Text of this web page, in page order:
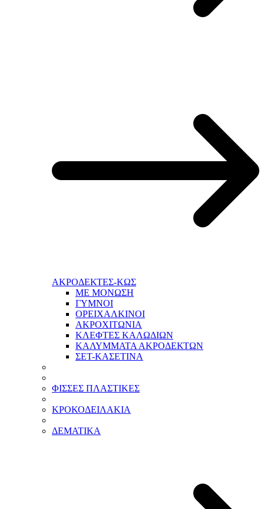
ΑΚΡΟΔΕΚΤΕΣ-ΚΩΣ
ΜΕ ΜΟΝΩΣΗ
ΓΥΜΝΟΙ
ΟΡΕΙΧΑΛΚΙΝΟΙ
ΑΚΡΟΧΙΤΩΝΙΑ
ΚΛΕΦΤΕΣ ΚΑΛΩΔΙΩΝ
ΚΑΛΥΜΜΑΤΑ ΑΚΡΟΔΕΚΤΩΝ
ΣΕΤ-ΚΑΣΕΤΙΝΑ
ΦΙΣΣΕΣ ΠΛΑΣΤΙΚΕΣ
ΚΡΟΚΟΔΕΙΛΑΚΙΑ
ΔΕΜΑΤΙΚΑ